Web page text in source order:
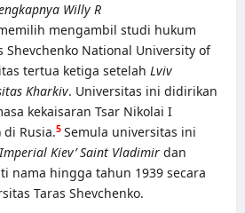
Willy R
mengambil studi hukum
Shevchenko National University of
tertua ketiga setelah Lviv
Kharkiv. Universitas ini didirikan
kekaisaran Tsar Nikolai I
di Rusia.5 Semula universitas ini
Kiev’ Saint Vladimir dan
nama hingga tahun 1939 secara
Taras Shevchenko.